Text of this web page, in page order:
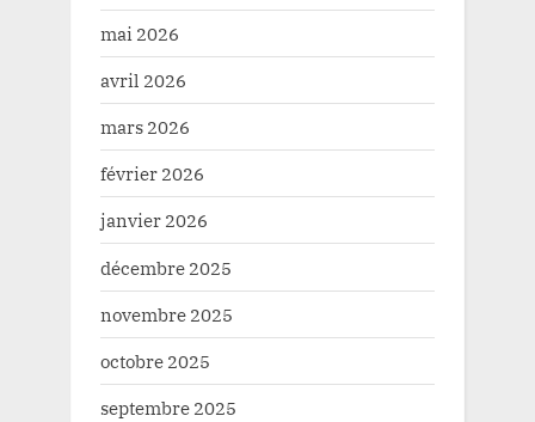
mai 2026
avril 2026
mars 2026
février 2026
janvier 2026
décembre 2025
novembre 2025
octobre 2025
septembre 2025